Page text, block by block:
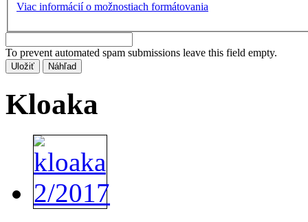
Viac informácií o možnostiach formátovania
To prevent automated spam submissions leave this field empty.
Kloaka